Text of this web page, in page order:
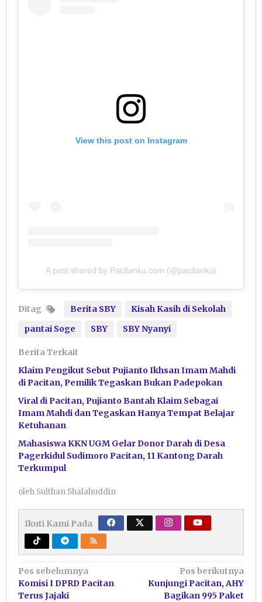
View this post on Instagram
A post shared by Pacitanku.com (@pacitanku)
Ditag Berita SBY
Kisah Kasih di Sekolah
pantai Soge
SBY SBY Nyanyi
Berita Terkait
Klaim Pengikut Sebut Pujianto Ikhsan Imam Mahdi
di Pacitan, Pemilik Tegaskan Bukan Padepokan
Viral di Pacitan, Pujianto Bantah Klaim Sebagai
Imam Mahdi dan Tegaskan Hanya Tempat Belajar
Ketuhanan
Mahasiswa KKN UGM Gelar Donor Darah di Desa
Pagerkidul Sudimoro Pacitan, 11 Kantong Darah
Terkumpul
oleh Sulthan Shalahuddin
Ikuti Kami Pada
Navigasi
pos
Pos sebelumnya
Komisi I DPRD Pacitan
Terus Jajaki
Pos berikutnya
Kunjungi Pacitan, AHY
Bagikan 995 Paket